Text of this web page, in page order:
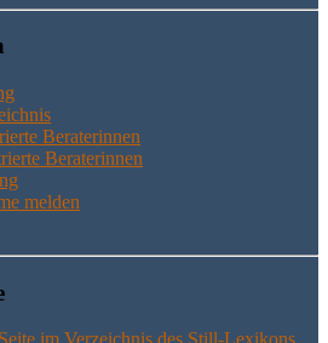
Beraterinnen
Beraterinnen
melden